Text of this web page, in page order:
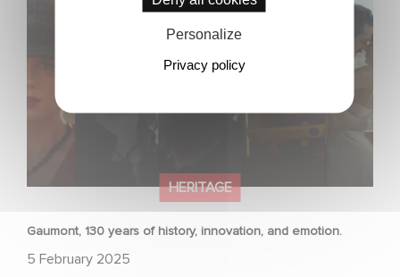
HERITAGE
Gaumont, 130 years of history, innovation, and emotion.
5 February 2025
Personalize
Privacy policy